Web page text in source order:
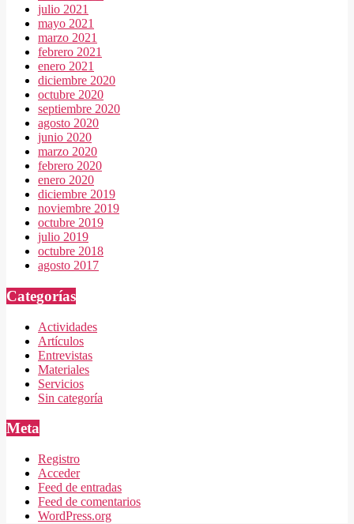
julio 2021
mayo 2021
marzo 2021
febrero 2021
enero 2021
diciembre 2020
octubre 2020
septiembre 2020
agosto 2020
junio 2020
marzo 2020
febrero 2020
enero 2020
diciembre 2019
noviembre 2019
octubre 2019
julio 2019
octubre 2018
agosto 2017
Categorías
Actividades
Artículos
Entrevistas
Materiales
Servicios
Sin categoría
Meta
Registro
Acceder
Feed de entradas
Feed de comentarios
WordPress.org